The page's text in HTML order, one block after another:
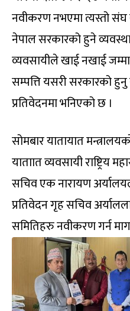
नवीकरण नभएमा त्यस्तो
नेपाल सरकारको हुने
व्यवसायीले खाई नखाई
सम्पत्ति यसरी सरकारको हुनु
प्रतिवेदनमा भनिएको छ ।
सोमबार यातायात
याताात व्यवसायी
सचिव एक नारायण
प्रतिवेदन गृह सचिव
समितिहरु नवीकरण गर्न